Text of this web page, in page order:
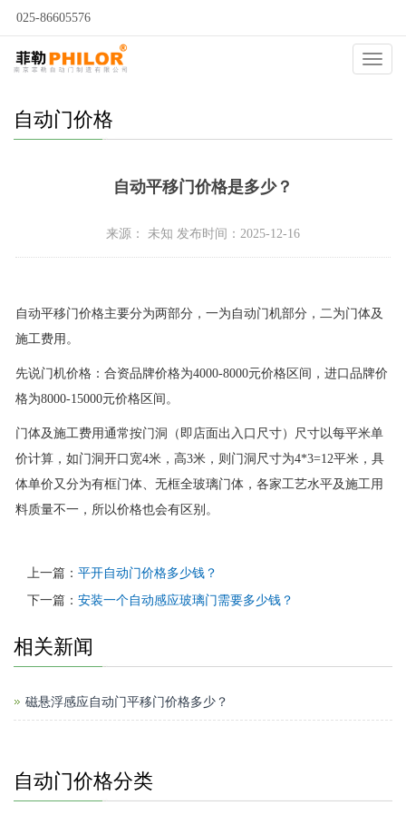
025-86605576
自动门
自动门价格
自动平移门价格是多少？
来源： 未知 发布时间：2025-12-16
自动平移门价格主要分为两部分，一为自动门机部分，二为门体及
施工费用。
先说门机价格：合资品牌价格为4000-8000元价格区间，进口品牌价
格为8000-15000元价格区间。
门体及施工费用通常按门洞（即店面出入口尺寸）尺寸以每平米单
价计算，如门洞开口宽4米，高3米，则门洞尺寸为4*3=12平米，具
体单价又分为有框门体、无框全玻璃门体，各家工艺水平及施工用
料质量不一，所以价格也会有区别。
上一篇： 平开自动门价格多少钱？
下一篇： 安装一个自动感应玻璃门需要多少钱？
相关新闻
磁悬浮感应自动门平移门价格多少？
自动门价格分类